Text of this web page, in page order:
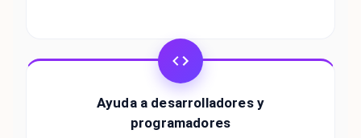
Ayuda a desarrolladores y
programadores